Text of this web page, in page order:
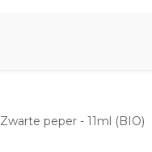
Zwarte peper - 11ml (BIO)